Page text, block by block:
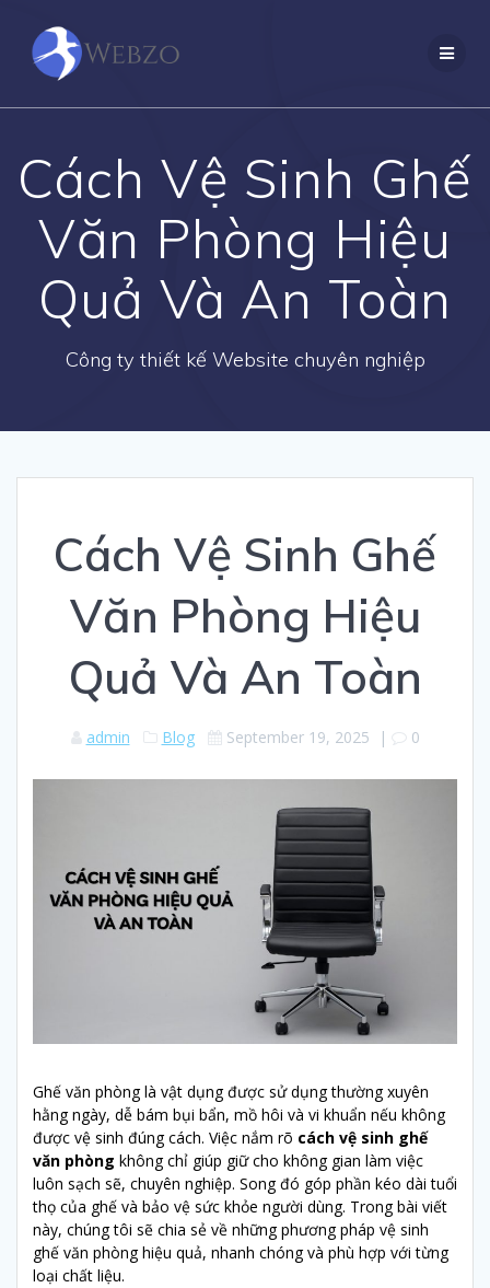
Cách Vệ Sinh Ghế
Văn Phòng Hiệu
Quả Và An Toàn
Công ty thiết kế Website chuyên nghiệp
Cách Vệ Sinh Ghế
Văn Phòng Hiệu
Quả Và An Toàn
admin Blog September 19, 2025 | 0
Ghế văn phòng là vật dụng được sử dụng thường xuyên
hằng ngày, dễ bám bụi bẩn, mồ hôi và vi khuẩn nếu không
được vệ sinh đúng cách. Việc nắm rõ cách vệ sinh ghế
văn phòng không chỉ giúp giữ cho không gian làm việc
luôn sạch sẽ, chuyên nghiệp. Song đó góp phần kéo dài tuổi
thọ của ghế và bảo vệ sức khỏe người dùng. Trong bài viết
này, chúng tôi sẽ chia sẻ về những phương pháp vệ sinh
ghế văn phòng hiệu quả, nhanh chóng và phù hợp với từng
loại chất liệu.